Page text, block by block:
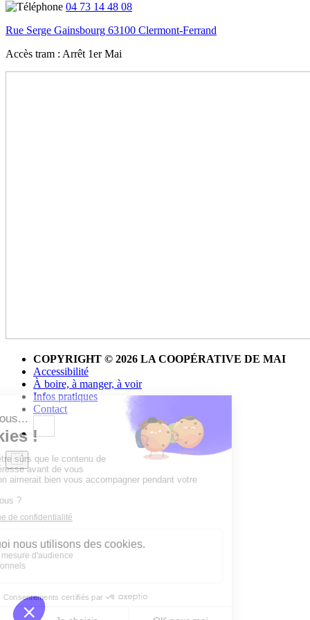
04 73 14 48 08
Rue Serge Gainsbourg 63100 Clermont-Ferrand
Accès tram : Arrêt 1er Mai
COPYRIGHT © 2026 LA COOPÉRATIVE DE MAI
Accessibilité
À boire, à manger, à voir
Infos pratiques
Contact